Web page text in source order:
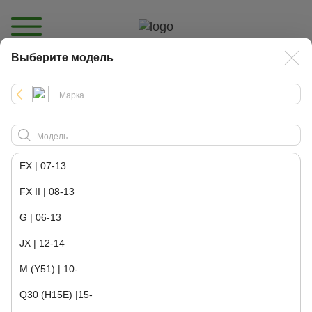
Выберите модель
EX | 07-13
FX II | 08-13
G | 06-13
JX | 12-14
M (Y51) | 10-
Q30 (H15E) |15-